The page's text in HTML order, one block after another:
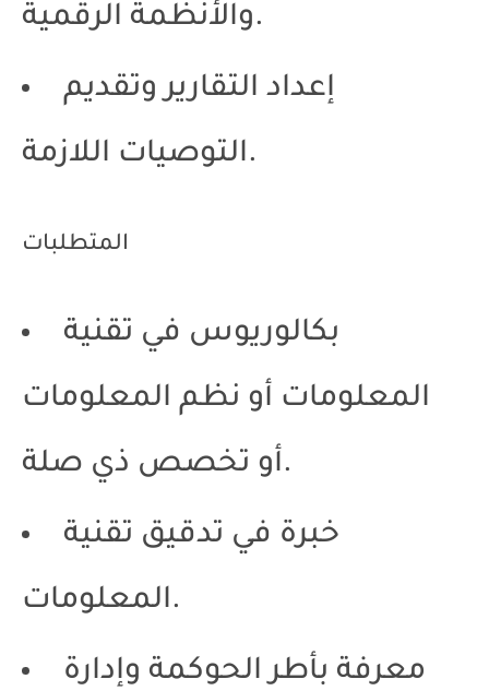
والأنظمة الرقمية.
إعداد التقارير وتقديم
التوصيات اللازمة.
المتطلبات
بكالوريوس في تقنية
المعلومات أو نظم المعلومات
أو تخصص ذي صلة.
خبرة في تدقيق تقنية
المعلومات.
معرفة بأطر الحوكمة وإدارة